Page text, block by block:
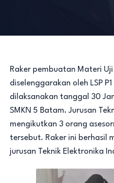
Raker pembuatan Materi
diselenggarakan oleh LSP
dilaksanakan tanggal 30
SMKN 5 Batam. Jurusan
mengikutkan 3 orang
tersebut. Raker ini berhasil
jurusan Teknik Elektronika